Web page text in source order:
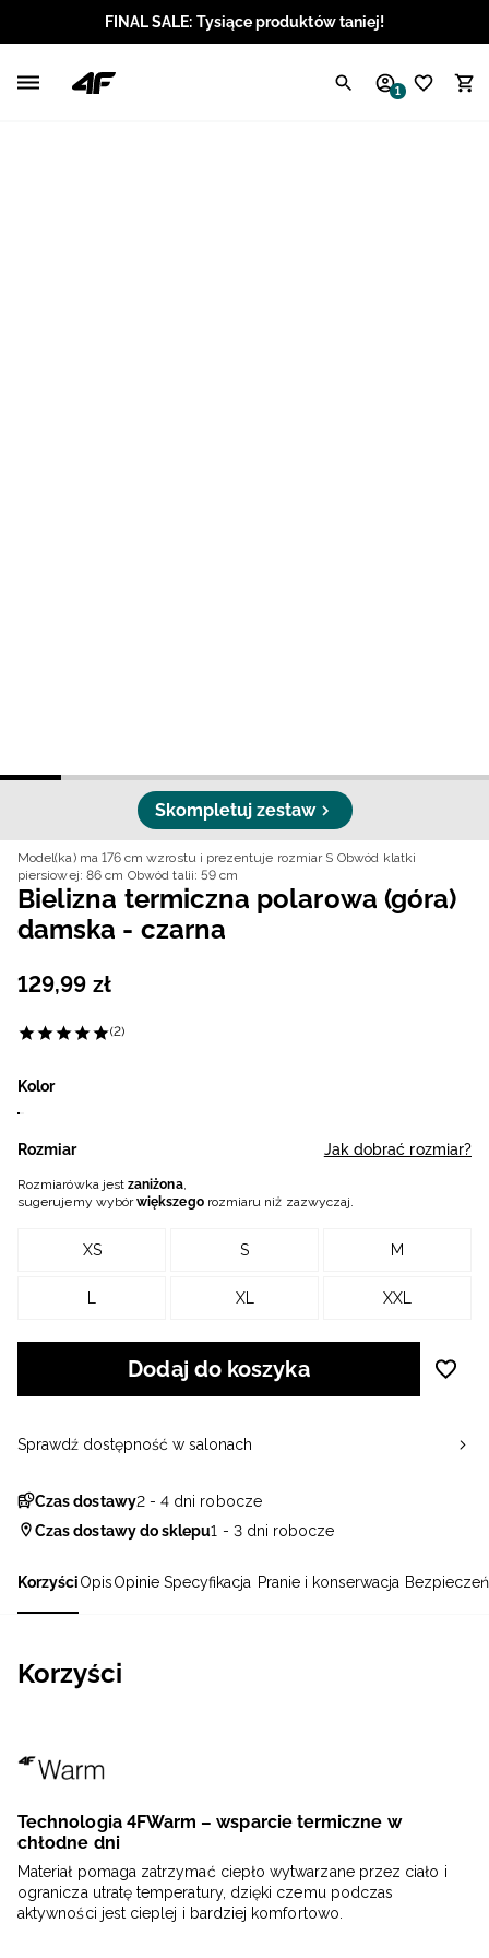
FINAL SALE: Tysiące produktów taniej!
1
Skompletuj zestaw
Model(ka) ma 176 cm wzrostu i prezentuje rozmiar S Obwód klatki
piersiowej: 86 cm Obwód talii: 59 cm
KorzyściOpisOpinie Specyfikacja Pranie i konserwacja
Korzyści
Technologia 4FWarm – wsparcie termiczne w
chłodne dni
Materiał pomaga zatrzymać ciepło wytwarzane przez ciało i
ogranicza utratę temperatury, dzięki czemu podczas
aktywności jest cieplej i bardziej komfortowo.
Bielizna termiczna polarowa (góra)
damska - czarna
129,99 zł
(2)
Kolor
Rozmiar Jak dobrać rozmiar?
Rozmiarówka jestzaniżona,
sugerujemy wybórwiększegorozmiaru niż zazwyczaj.
XS S M
L XL XXL
Dodaj do koszyka
Czas dostawy2 - 4 dni robocze
Czas dostawy do sklepu1 - 3 dni robocze
Sprawdź dostępność w salonach